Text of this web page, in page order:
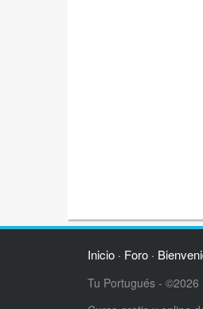
Inicio· Foro·
Tu Portugués - ©2026